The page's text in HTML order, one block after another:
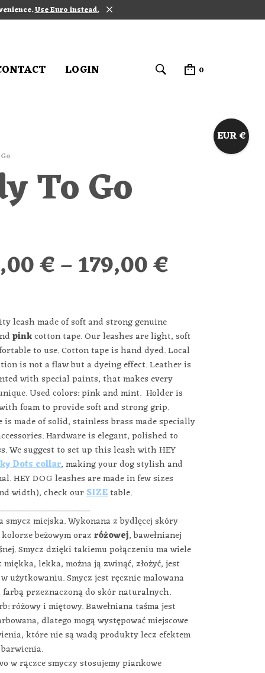
Use Euro instead.
LOGIN 0
To Go
€–179,00€
leash made of soft and strong genuine
pinkcotton tape. Our leashes are light, soft
to use. Cotton tape is hand dyed. Local
is not a flaw but a dyeing effect. Leather is
with special paints, that makes every
Used colors: pink and mint. Holder is
foam to provide soft and strong grip.
is made of solid, stainless brass made specially
Hardware is elegant, polished to
We suggest to set up this leash with HEY
Dots collar, making your dog stylish and
HEY DOG leashes are made in few sizes
width), check ourSIZEtable.
smycz miejska. Wykonana z bydlęcej skóry
beżowym orazróżowej, bawełnianej
Smycz dzięki takiemu połączeniu ma wiele
miękka, lekka, można ją zwinąć, złożyć, jest
użytkowaniu. Smycz jest ręcznie malowana
farbą przeznaczoną do skór naturalnych.
różowy i miętowy. Bawełniana taśma jest
dlatego mogą występować miejscowe
które nie są wadą produkty lecz efektem
w rączce smyczy stosujemy piankowe
EUR €